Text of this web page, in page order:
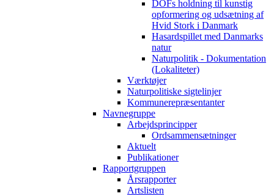
DOFs holdning til kunstig
opformering og udsætning af
Hvid Stork i Danmark
Hasardspillet med Danmarks
natur
Naturpolitik - Dokumentation
(Lokaliteter)
Værktøjer
Naturpolitiske sigtelinjer
Kommunerepræsentanter
Navnegruppe
Arbejdsprincipper
Ordsammensætninger
Aktuelt
Publikationer
Rapportgruppen
Årsrapporter
Artslisten